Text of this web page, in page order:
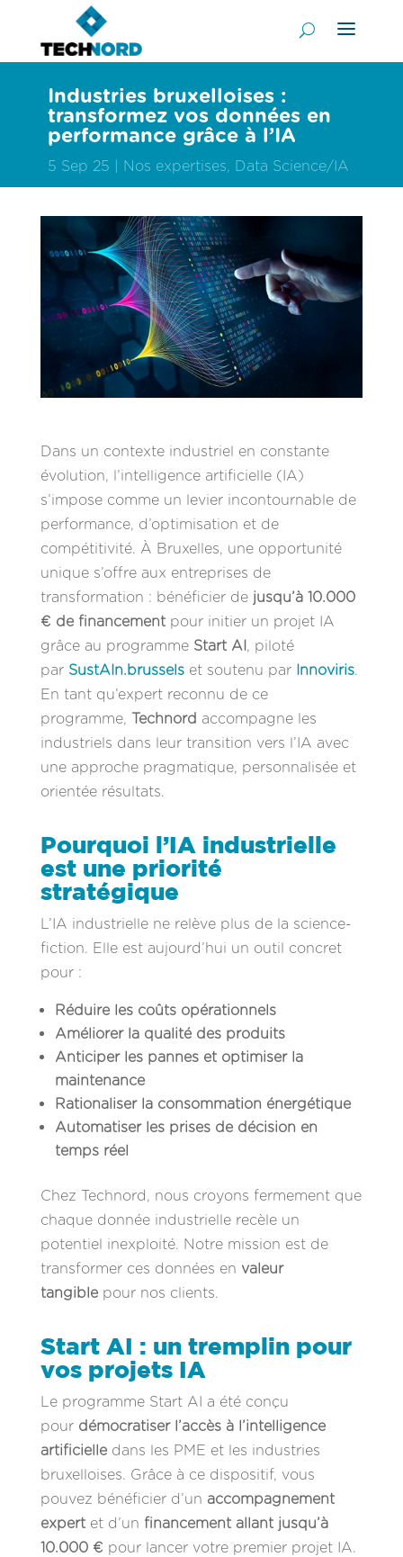
Industries bruxelloises :
transformez vos données en
performance grâce à l’IA
5 Sep 25 Nos expertises, Data Science/IA
Dans un contexte industriel en constante
évolution, l’intelligence artificielle (IA)
s’impose comme un levier incontournable de
performance, d’optimisation et de
compétitivité. À Bruxelles, une opportunité
unique s’offre aux entreprises de
transformation : bénéficier de jusqu’à 10.000
€ de financementpour initier un projet IA
grâce au programme Start AI, piloté
par SustAIn.brusselset soutenu par Innoviris.
En tant qu’expert reconnu de ce
programme, Technord accompagne les
industriels dans leur transition vers l’IA avec
une approche pragmatique, personnalisée et
orientée résultats.
Pourquoi l’IA industrielle
est une priorité
stratégique
L’IA industrielle ne relève plus de la science-
fiction. Elle est aujourd’hui un outil concret
pour :
Réduire les coûts opérationnels
Améliorer la qualité des produits
Anticiper les pannes et optimiser la
maintenance
Rationaliser la consommation énergétique
Automatiser les prises de décision en
temps réel
Chez Technord, nous croyons fermement que
chaque donnée industrielle recèle un
potentiel inexploité. Notre mission est de
transformer ces données en valeur
tangiblepour nos clients.
Start AI : un tremplin pour
vos projets IA
Le programme Start AI a été conçu
pour démocratiser l’accès à l’intelligence
artificielledans les PME et les industries
bruxelloises. Grâce à ce dispositif, vous
pouvez bénéficier d’un accompagnement
expertet d’un financement allant jusqu’à
10.000 € pour lancer votre premier projet IA.